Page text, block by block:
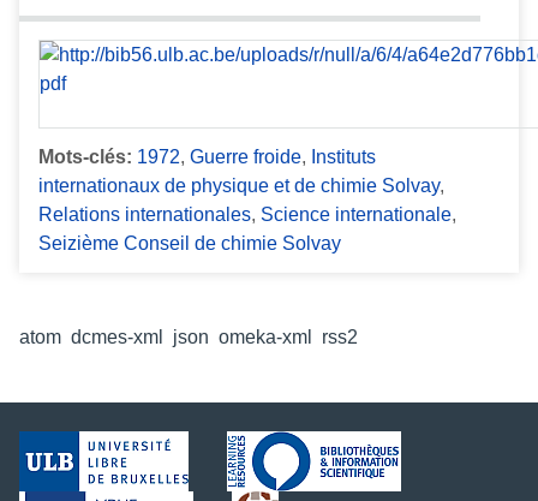
Mots-clés: 1972, Guerre froide, Instituts
internationaux de physique et de chimie Solvay,
Relations internationales, Science internationale,
Seizième Conseil de chimie Solvay
atom dcmes-xml json omeka-xml rss2